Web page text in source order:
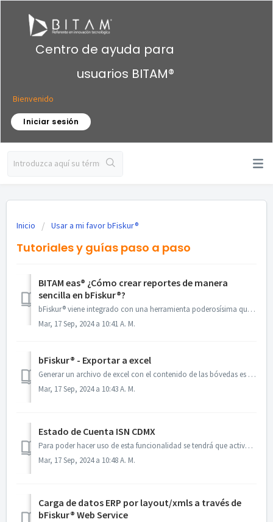
Centro de ayuda para
usuarios BITAM®
Bienvenido
Iniciar sesión
Inicio Usar a mi favor bFiskur®︎
Tutoriales y guías paso a paso
BITAM eas® ¿Cómo crear reportes de manera
sencilla en bFiskur®?
bFiskur® viene integrado con una herramienta poderosísima que te permitirá crear reportes con la información de tus bóvedas, esta herramienta se llama BITAM...
Mar, 17 Sep, 2024 a 10:41 A. M.
bFiskur® - Exportar a excel
Generar un archivo de excel con el contenido de las bóvedas es tan sencillo como hacer clic en la parte superior derecha de cualquier bóveda y usar "Ex...
Mar, 17 Sep, 2024 a 10:43 A. M.
Estado de Cuenta ISN CDMX
Para poder hacer uso de esta funcionalidad se tendrá que activar el módulo para el RFC que se requiera en el siguiente apartado dentro del registro de la em...
Mar, 17 Sep, 2024 a 10:48 A. M.
Carga de datos ERP por layout/xmls a través de
bFiskur®︎ Web Service